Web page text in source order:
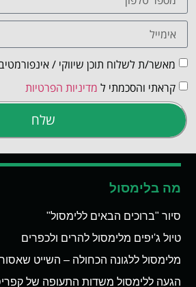
מאשר/ת לשלוח תוכן שיווקי /
קראתי והסכמתי ל מדיניות הפרטיות
שלח
מה בלימסול
סיור "ברוכים הבאים ללימסול"
טיול ג'יפים מלימסול להרים ולכפרים
מלימסול ללגונה הכחולה – השייט
הגעה ללימסול משדות התעופה של